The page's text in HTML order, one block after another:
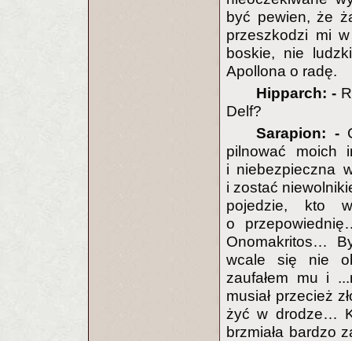
być pewien, że
przeszkodzi mi
boskie, nie
Apollona o radę.
Hipparch: -
Delf?
Sarapion: -
pilnować moich
i niebezpieczna
i zostać
pojedzie, kto
o
Onomakritos…
wcale się nie
zaufałem mu i
musiał przecież
żyć w drodze…
brzmiała bardzo